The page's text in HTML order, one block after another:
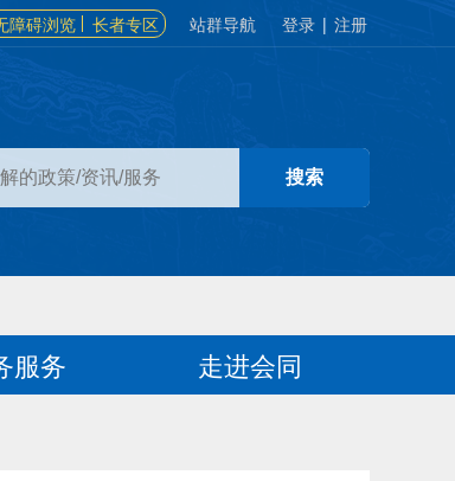
障碍浏览 长者专区 站群导航 登录 | 注册
服务 走进会同